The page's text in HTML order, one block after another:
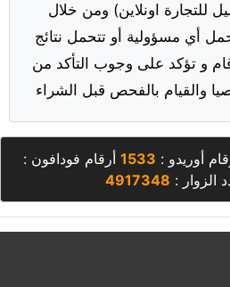
للتجارة اونلاين) ومن خلال
أي مسؤولية أو تتحمل نتائج
و تؤكد على وجوب التأكد من
أوريدو : 1533 أرقام فودافون :
الزوار : 4917348